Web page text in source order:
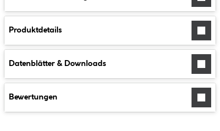
Produktdetails
Datenblätter & Downloads
Bewertungen